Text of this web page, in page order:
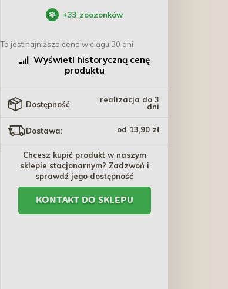
+33 zoozonków
To jest najniższa cena w ciągu 30 dni
Wyświetl historyczną cenę
produktu
Dostępność
realizacja do 3
dni
Dostawa: od 13,90 zł
Chcesz kupić produkt w naszym
sklepie stacjonarnym? Zadzwoń i
sprawdź jego dostępność
KONTAKT DO SKLEPU